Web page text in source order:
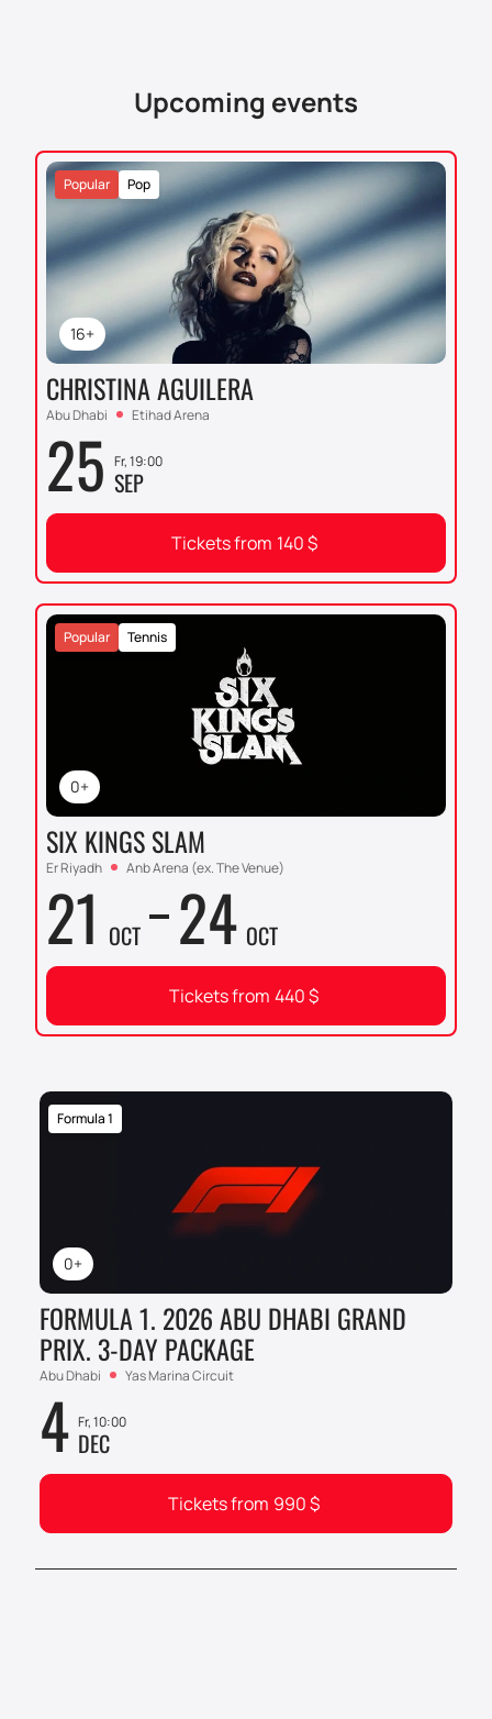
Upcoming events
16+
Pop
Popular
CHRISTINA AGUILERA
Abu Dhabi Etihad Arena
25 Fr, 19:00
SEP
Tickets from 140$
0+
Tennis
Popular
SIX KINGS SLAM
Er Riyadh Anb Arena (ex. The Venue)
21 OCT 24 OCT
Tickets from 440$
0+
Formula 1
FORMULA 1. 2026 ABU DHABI GRAND
PRIX. 3-DAY PACKAGE
Abu Dhabi Yas Marina Circuit
4 Fr, 10:00
DEC
Tickets from 990$